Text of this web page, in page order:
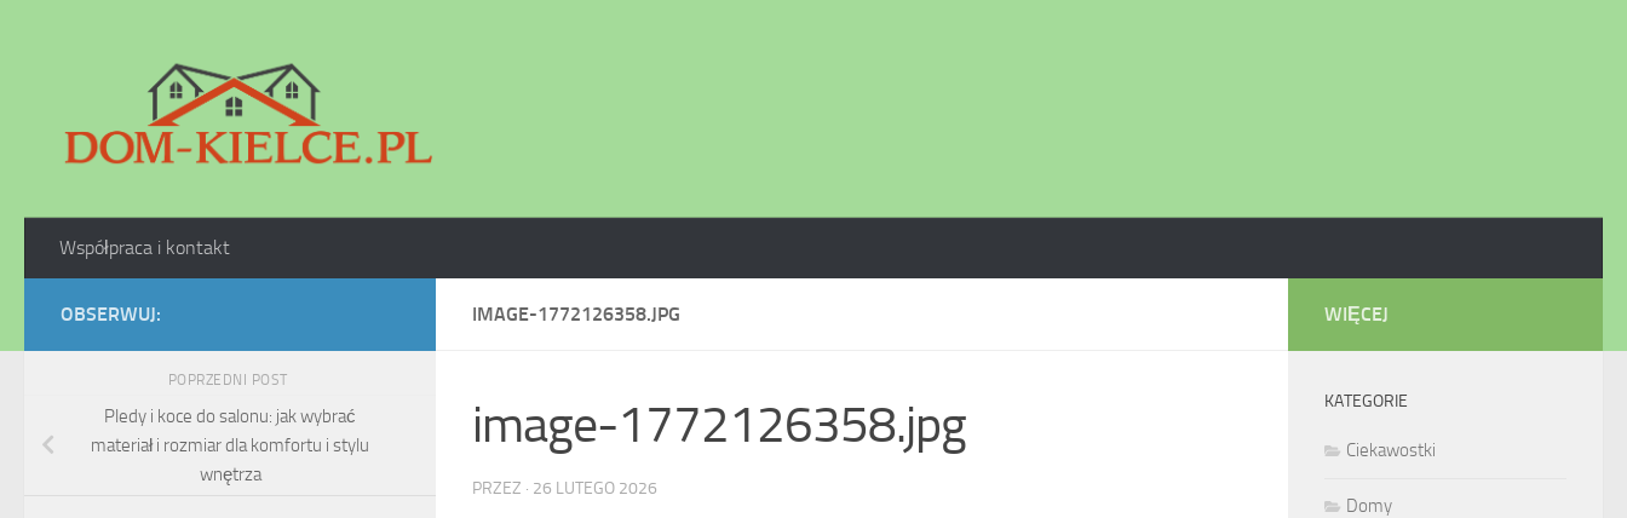
Współpraca i kontakt
IMAGE-1772126358.JPG
image-1772126358.jpg
PRZEZ · 26 LUTEGO 2026
OBSERWUJ:
POPRZEDNI POST
Pledy i koce do salonu: jak wybrać
materiał i rozmiar dla komfortu i stylu
wnętrza
WIĘCEJ
KATEGORIE
Ciekawostki
Domy